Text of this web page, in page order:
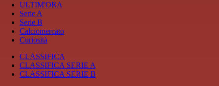
ULTIM'ORA
Serie A
Serie B
Calciomercato
Curiosità
CLASSIFICA
CLASSIFICA SERIE A
CLASSIFICA SERIE B